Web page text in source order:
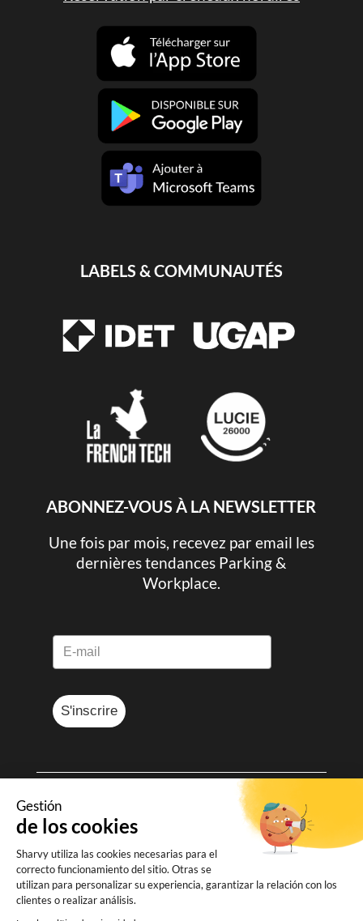
Gestión
de los cookies
Sharvy utiliza las cookies necesarias para el
correcto funcionamiento del sitio. Otras se
utilizan para personalizar su experiencia, garantizar la relación con los
clientes o realizar análisis.
LABELS & COMMUNAUTÉS
ABONNEZ-VOUS À LA NEWSLETTER
Une fois par mois, recevez par email les
dernières tendances Parking &
Workplace.
S'inscrire
© Sharvy 2025
Mentions légales-Données personnelles
-Conditions générales de vente